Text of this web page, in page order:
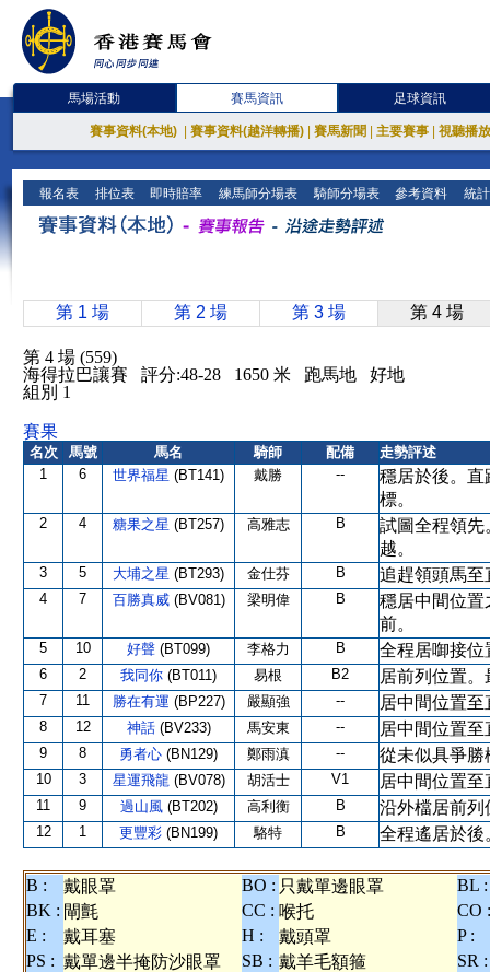
馬場活動 賽馬資訊 足球資訊
賽事資料(本地) 賽事資料(越洋轉播) 賽馬新聞 主要賽事 視聽播
報名表 排位表 即時賠率 練馬師分場表 騎師分場表 參考資料 統
第 1 場 第 2 場 第 3 場 第 4 場
第 4 場 (559)
海得拉巴讓賽 評分:48-28 1650 米 跑馬地 好地
組別 1
賽果
名次 馬號 馬名 騎師 配備
走勢評述
1
6 世界福星 (BT141) 戴勝 --
穩居於後。直
標。
2 4 糖果之星 (BT257) 高雅志 B
試圖全程領先
越。
3 5 大埔之星 (BT293) 金仕芬 B 追趕領頭馬至
4 7 百勝真威 (BV081) 梁明偉 B
穩居中間位置
前。
5 10 好聲 (BT099) 李格力 B 全程居啣接位
6 2 我同你 (BT011) 易根 B2 居前列位置
7 11 勝在有運 (BP227) 嚴顯強 -- 居中間位置
8 12 神話 (BV233) 馬安東 -- 居中間位置
9 8 勇者心 (BN129) 鄭雨滇 -- 從未似具爭勝
10 3 星運飛龍 (BV078) 胡活士 V1 居中間位置
11 9 過山風 (BT202) 高利衡 B 沿外檔居前列
12 1 更豐彩 (BN199) 駱特 B 全程遙居於後
B : 戴眼罩 BO : 只戴單邊眼罩
BL :
BK : 閘氈 CC : 喉托
CO :
E :
戴耳塞 H : 戴頭罩
P :
PS : 戴單邊半掩防沙眼罩 SB : 戴羊毛額箍
SR :